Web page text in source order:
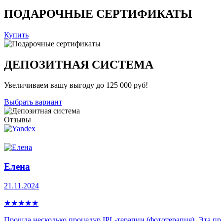
ПОДАРОЧНЫЕ СЕРТИФИКАТЫ
Купить
ДЕПОЗИТНАЯ СИСТЕМА
Увеличиваем вашу выгоду до 125 000 руб!
Выбрать вариант
Отзывы
Елена
21.11.2024
★★★★★